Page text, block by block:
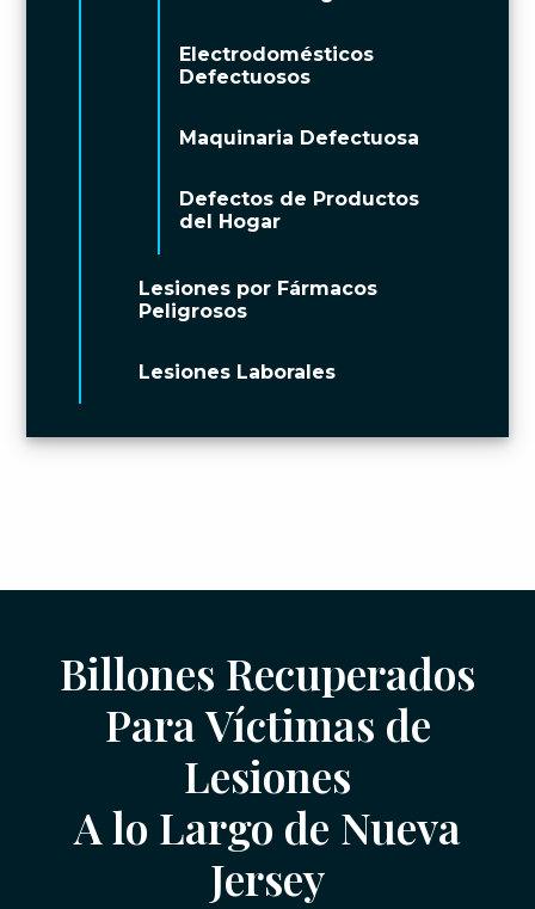
Electrodomésticos
Defectuosos
Maquinaria Defectuosa
Defectos de Productos
del Hogar
Lesiones por Fármacos
Peligrosos
Lesiones Laborales
Billones Recuperados
Para Víctimas de
Lesiones
A lo Largo de Nueva
Jersey